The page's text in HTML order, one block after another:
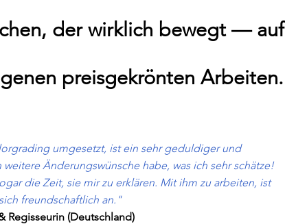
der wirklich bewegt — auf
preisgekrönten Arbeiten.
umgesetzt, ist ein sehr geduldiger und
Änderungswünsche habe, was ich sehr schätze!
die Zeit, sie mir zu erklären. Mit ihm zu arbeiten, ist
freundschaftlich an."
Regisseurin (Deutschland)